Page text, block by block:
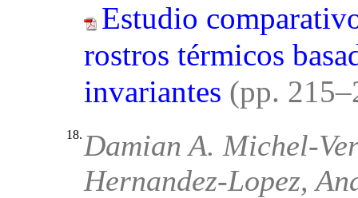
Estudio
rostros térmicos
invariantes (pp.
18. Damian A. Michel-
Hernandez-Lopez,